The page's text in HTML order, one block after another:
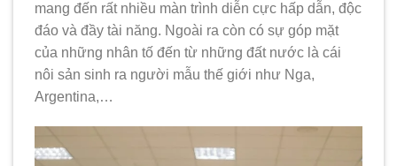
mang đến rất nhiều màn trình diễn cực hấp dẫn, độc
đáo và đầy tài năng. Ngoài ra còn có sự góp mặt
của những nhân tố đến từ những đất nước là cái
nôi sản sinh ra người mẫu thế giới như Nga,
Argentina,…